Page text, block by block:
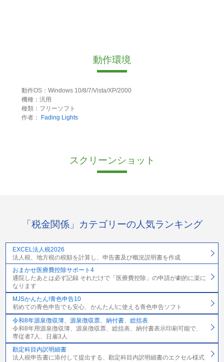
動作環境
動作OS：Windows 10/8/7/Vista/XP/2000
機種：汎用
種類：フリーソフト
作者：
Fading Lights
スクリーンショット
「税金関係」カテゴリーの人気ランキング
EXCEL法人税2026
法人税、地方税の税額を計算し、申告書及び概況説明書を作成
おまかせ医療費控除サポート4
通院したあとは必ず記録 それだけで「医療費控除」の申請が劇的に楽に
なります
MJSかんたん!青色申告10
初めての青色申告でも安心、かんたん!に使える青色申告ソフト
令和8年源泉徴収簿、源泉徴収票、納付書、総括表
令和8年用源泉徴収簿、源泉徴収票、総括表、納付書表示印刷可能で、
専従者7人、日雇3人
勘定科目内訳明細書
法人税申告書に添付して提出する、勘定科目内訳明細書のエクセル様式